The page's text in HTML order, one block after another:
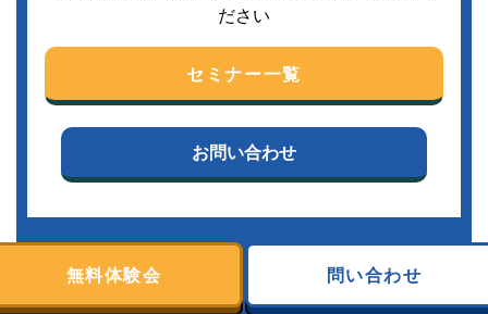
ださい
セミナー一覧
お問い合わせ
無料体験会 問い合わせ